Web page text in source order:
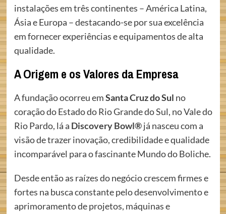
instalações em três continentes – América Latina,
Ásia e Europa – destacando-se por sua excelência
em fornecer experiências e equipamentos de alta
qualidade.
A Origem e os Valores da Empresa
A fundação ocorreu emSanta Cruz do Sul no
coração do Estado do Rio Grande do Sul, no Vale do
Rio Pardo, lá a Discovery Bowl®já nasceu com a
visão de trazer inovação, credibilidade e qualidade
incomparável para o fascinante Mundo do Boliche.
Desde então as raízes do negócio crescem firmes e
fortes na busca constante pelo desenvolvimento e
aprimoramento de projetos, máquinas e